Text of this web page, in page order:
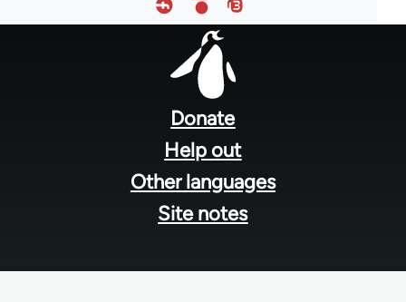
Donate
Help out
Other languages
Site notes